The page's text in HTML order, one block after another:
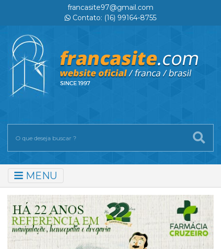
francasite97@gmail.com
Contato: (16) 99164-8755
MENU